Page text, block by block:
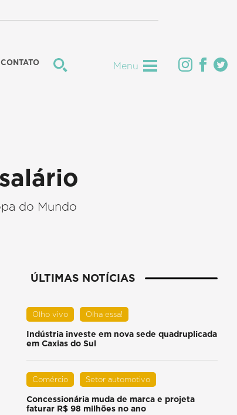
CONTATO Menu
do Mundo
ÚLTIMAS NOTÍCIAS
Olho vivo Olha essa!
Indústria investe em nova sede quadruplicada
em Caxias do Sul
Comércio Setor automotivo
Concessionária muda de marca e projeta
faturar R$ 98 milhões no ano